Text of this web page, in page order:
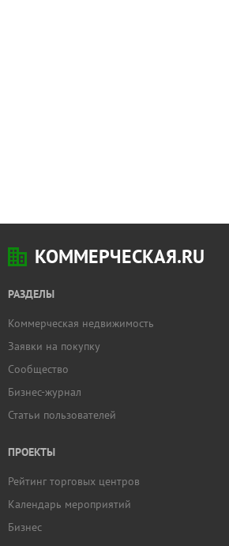
КОММЕРЧЕСКАЯ.RU
РАЗДЕЛЫ
Коммерческая недвижимость
Заявки на покупку
Сообщество
Бизнес-журнал
Статьи пользователей
ПРОЕКТЫ
Рейтинг торговых центров
Календарь мероприятий
Бизнес